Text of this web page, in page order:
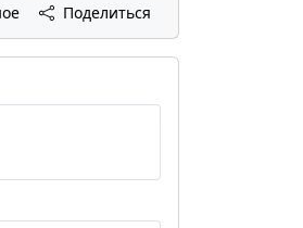
Поделиться